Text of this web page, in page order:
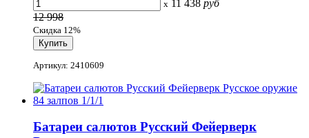
x 11 438 руб
12 998
Скидка 12%
Артикул: 2410609
Батареи салютов Русский Фейерверк